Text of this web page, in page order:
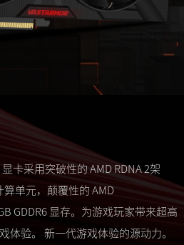
卡采用突破性的 AMD RDNA 2架
单元，颠覆性的 AMD
GDDR6 显存。为游戏玩家带来超高
体验。 新一代游戏体验的源动力。